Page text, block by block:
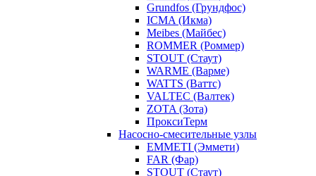
Grundfos (Грундфос)
ICMA (Икма)
Meibes (Майбес)
ROMMER (Роммер)
STOUT (Стаут)
WARME (Варме)
WATTS (Ваттс)
VALTEC (Валтек)
ZOTA (Зота)
ПроксиТерм
Насосно-смесительные узлы
EMMETI (Эммети)
FAR (Фар)
STOUT (Стаут)